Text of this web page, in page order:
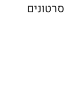
סרטונים